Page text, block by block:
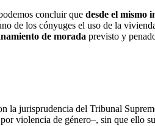
concluir que desde el mismo
de los cónyuges el uso de la
de morada previsto y
la jurisprudencia del Tribunal
violencia de género–, sin que ello